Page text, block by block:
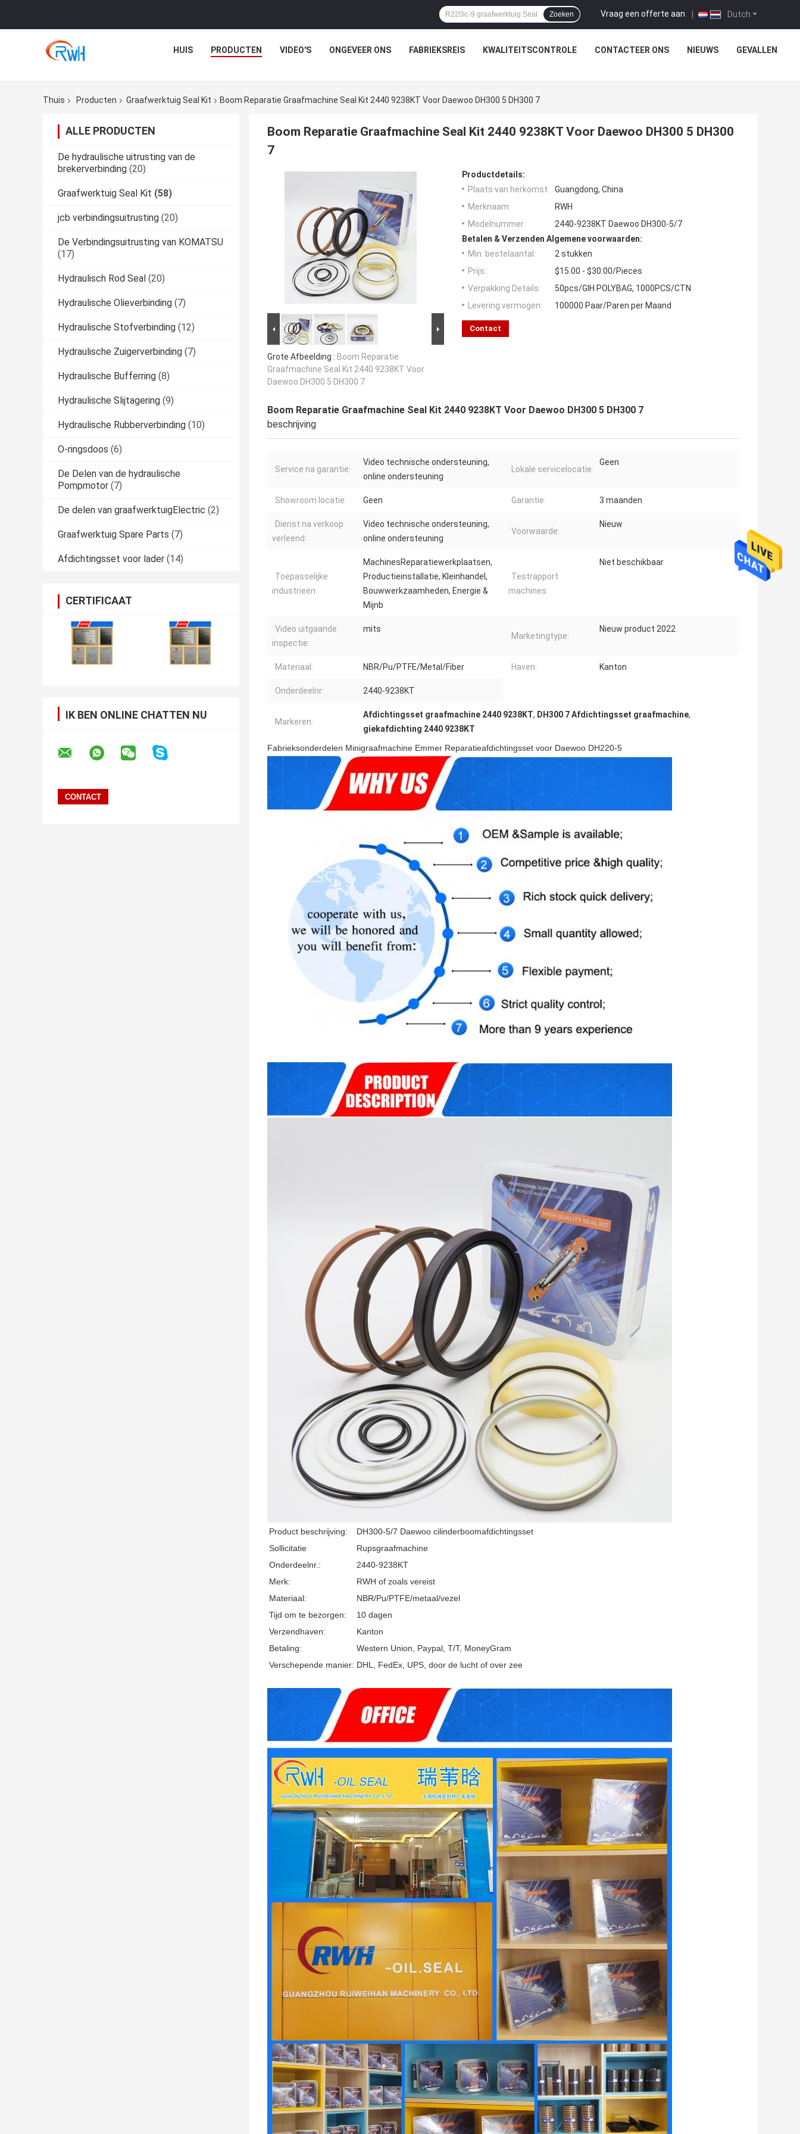
Dutch
Vraag een offerte aan |
Zoeken
HUIS PRODUCTEN VIDEO'S ONGEVEER ONS FABRIEKSREIS KWALITEITSCONTROLE CONTACTEER ONS NIEUWS GEVALLEN
Thuis Producten Graafwerktuig Seal Kit Boom Reparatie Graafmachine Seal Kit 2440 9238KT Voor Daewoo DH300 5 DH300 7
ALLE PRODUCTEN
De hydraulische uitrusting van de
brekerverbinding (20)
Graafwerktuig Seal Kit (58)
jcb verbindingsuitrusting (20)
De Verbindingsuitrusting van KOMATSU
(17)
Hydraulisch Rod Seal (20)
Hydraulische Olieverbinding (7)
Hydraulische Stofverbinding (12)
Hydraulische Zuigerverbinding (7)
Hydraulische Bufferring (8)
Hydraulische Slijtagering (9)
Hydraulische Rubberverbinding (10)
O-ringsdoos (6)
De Delen van de hydraulische
Pompmotor (7)
De delen van graafwerktuigElectric (2)
Graafwerktuig Spare Parts (7)
Afdichtingsset voor lader (14)
CERTIFICAAT
IK BEN ONLINE CHATTEN NU
Boom Reparatie Graafmachine Seal Kit 2440 9238KT Voor Daewoo DH300 5 DH300
7
Grote Afbeelding : Boom Reparatie
Graafmachine Seal Kit 2440 9238KT Voor
Daewoo DH300 5 DH300 7
Productdetails:
Plaats van herkomst:
Guangdong, China
Merknaam:
RWH
Modelnummer:
2440-9238KT Daewoo DH300-5/7
Betalen & Verzenden Algemene voorwaarden:
Min. bestelaantal:
2 stukken
Prijs:
$15.00 - $30.00/Pieces
Verpakking Details:
50pcs/GIH POLYBAG, 1000PCS/CTN
Levering vermogen:
100000 Paar/Paren per Maand
Contact
Boom Reparatie Graafmachine Seal Kit 2440 9238KT Voor Daewoo DH300 5 DH300 7
beschrijving
Service na garantie:
Video technische ondersteuning,
online ondersteuning
Lokale servicelocatie:
Geen
Showroom locatie: Geen Garantie: 3 maanden
Dienst na verkoop
verleend:
Video technische ondersteuning,
online ondersteuning
Voorwaarde:
Nieuw
Toepasselijke
industrieën:
MachinesReparatiewerkplaatsen,
Productieinstallatie, Kleinhandel,
Bouwwerkzaamheden, Energie &
Mijnb
Testrapport
machines:
Niet beschikbaar
Video uitgaande
inspectie:
mits
Marketingtype:
Nieuw product 2022
Materiaal: NBR/Pu/PTFE/Metal/Fiber Haven: Kanton
Onderdeelnr: 2440-9238KT
Markeren:
Afdichtingsset graafmachine 2440 9238KT, DH300 7 Afdichtingsset graafmachine,
giekafdichting 2440 9238KT
Fabrieksonderdelen Minigraafmachine Emmer Reparatieafdichtingsset voor Daewoo DH220-5
Product beschrijving:
DH300-5/7 Daewoo cilinderboomafdichtingsset
Sollicitatie
Rupsgraafmachine
Onderdeelnr.:
2440-9238KT
Merk:
RWH of zoals vereist
Materiaal:
NBR/Pu/PTFE/metaal/vezel
Tijd om te bezorgen:
10 dagen
Verzendhaven:
Kanton
Betaling:
Western Union, Paypal, T/T, MoneyGram
Verschepende manier: DHL, FedEx, UPS, door de lucht of over zee